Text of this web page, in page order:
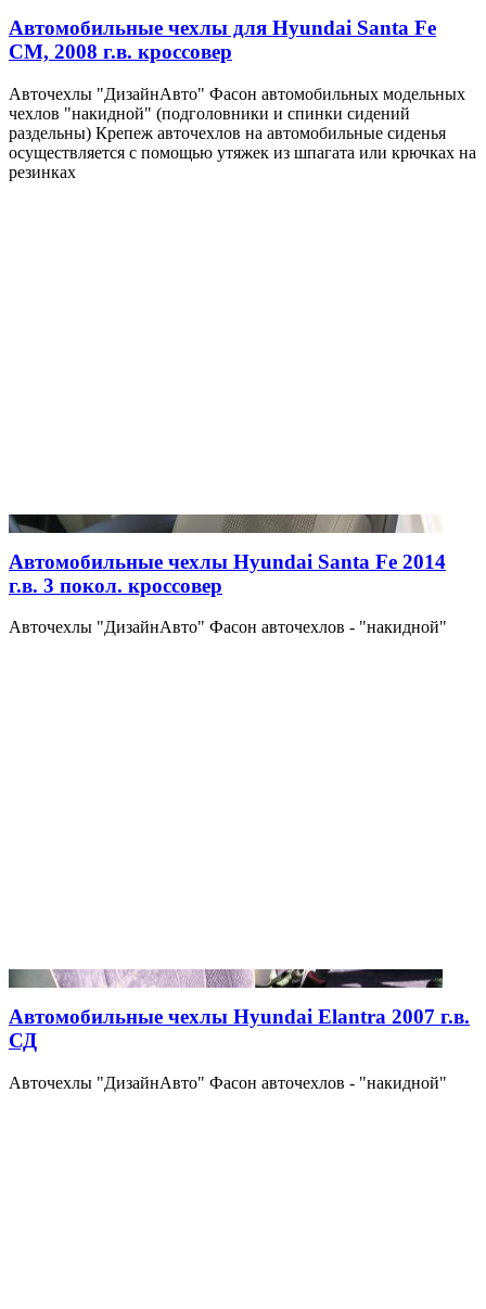
Автомобильные чехлы для Hyundai Santa Fe
CM, 2008 г.в. кроссовер
Авточехлы "ДизайнАвто" Фасон автомобильных модельных
чехлов "накидной" (подголовники и спинки сидений
раздельны) Крепеж авточехлов на автомобильные сиденья
осуществляется с помощью утяжек из шпагата или крючках на
резинках
Автомобильные чехлы Hyundai Santa Fe 2014
г.в. 3 покол. кроссовер
Авточехлы "ДизайнАвто" Фасон авточехлов - "накидной"
Автомобильные чехлы Hyundai Elantra 2007 г.в.
СД
Авточехлы "ДизайнАвто" Фасон авточехлов - "накидной"